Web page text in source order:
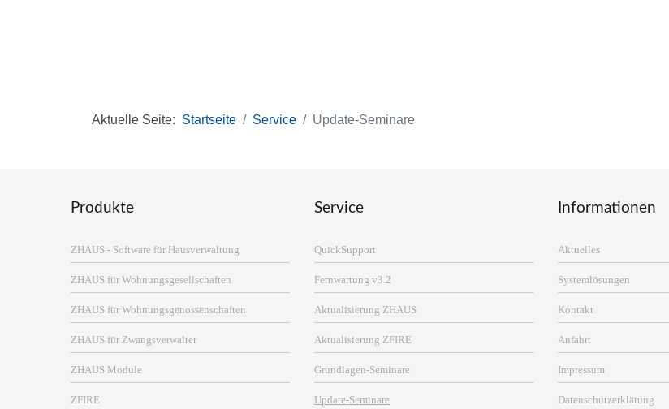
Aktuelle Seite: Startseite Service Update-Seminare
Produkte
ZHAUS - Software für Hausverwaltung
ZHAUS für Wohnungsgesellschaften
ZHAUS für Wohnungsgenossenschaften
ZHAUS für Zwangsverwalter
ZHAUS Module
ZFIRE
Service
QuickSupport
Fernwartung v3.2
Aktualisierung ZHAUS
Aktualisierung ZFIRE
Grundlagen-Seminare
Update-Seminare
Informationen
Aktuelles
Systemlösungen
Kontakt
Anfahrt
Impressum
Datenschutzerklärung